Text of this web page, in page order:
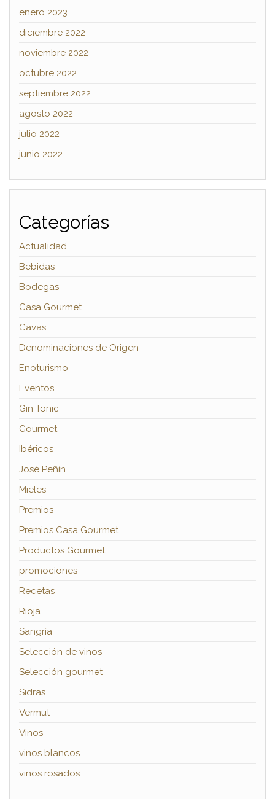
enero 2023
diciembre 2022
noviembre 2022
octubre 2022
septiembre 2022
agosto 2022
julio 2022
junio 2022
Categorías
Actualidad
Bebidas
Bodegas
Casa Gourmet
Cavas
Denominaciones de Origen
Enoturismo
Eventos
Gin Tonic
Gourmet
Ibéricos
José Peñín
Mieles
Premios
Premios Casa Gourmet
Productos Gourmet
promociones
Recetas
Rioja
Sangría
Selección de vinos
Selección gourmet
Sidras
Vermut
Vinos
vinos blancos
vinos rosados